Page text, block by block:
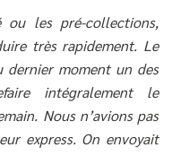
les pré-collections,
très rapidement. Le
dernier moment un des
intégralement le
Nous n’avions pas
express. On envoyait